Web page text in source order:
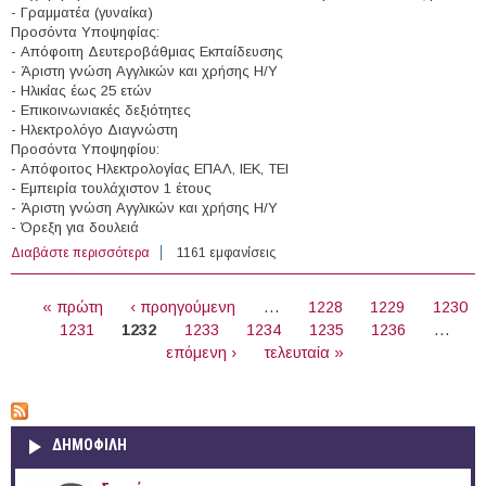
- Γραμματέα (γυναίκα)
Προσόντα Υποψηφίας:
- Απόφοιτη Δευτεροβάθμιας Εκπαίδευσης
- Άριστη γνώση Αγγλικών και χρήσης Η/Υ
- Ηλικίας έως 25 ετών
- Επικοινωνιακές δεξιότητες
- Ηλεκτρολόγο Διαγνώστη
Προσόντα Υποψηφίου:
- Απόφοιτος Ηλεκτρολογίας ΕΠΑΛ, ΙΕΚ, ΤΕΙ
- Εμπειρία τουλάχιστον 1 έτους
- Άριστη γνώση Αγγλικών και χρήσης Η/Υ
- Όρεξη για δουλειά
Διαβάστε περισσότερα για Γραμματέας, Ηλεκτρολόγος Διαγνώστης και
Πωλητές στην "ΑΦΟΙ ΚΩΝΣΤΑΝΤΙΝΟΥ Α.Β.Ε.Ε."
1161 εμφανίσεις
« πρώτη ‹ προηγούμενη … 1228 1229
1230
1231
1232 1233 1234 1235 1236
…
επόμενη ›
τελευταία »
ΔΗΜΟΦΙΛΗ